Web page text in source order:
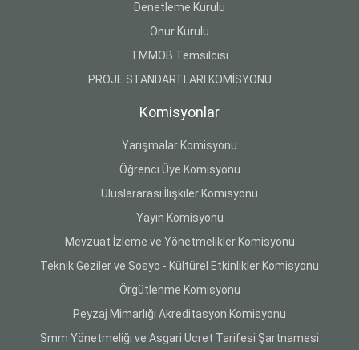
Denetleme Kurulu
Onur Kurulu
TMMOB Temsilcisi
PROJE STANDARTLARI KOMİSYONU
Komisyonlar
Yarışmalar Komisyonu
Öğrenci Üye Komisyonu
Uluslararası İlişkiler Komisyonu
Yayın Komisyonu
Mevzuat İzleme ve Yönetmelikler Komisyonu
Teknik Geziler ve Sosyo - Kültürel Etkinlikler Komisyonu
Örgütlenme Komisyonu
Peyzaj Mimarlığı Akreditasyon Komisyonu
Smm Yönetmeliği ve Asgari Ücret Tarifesi Şartnamesi